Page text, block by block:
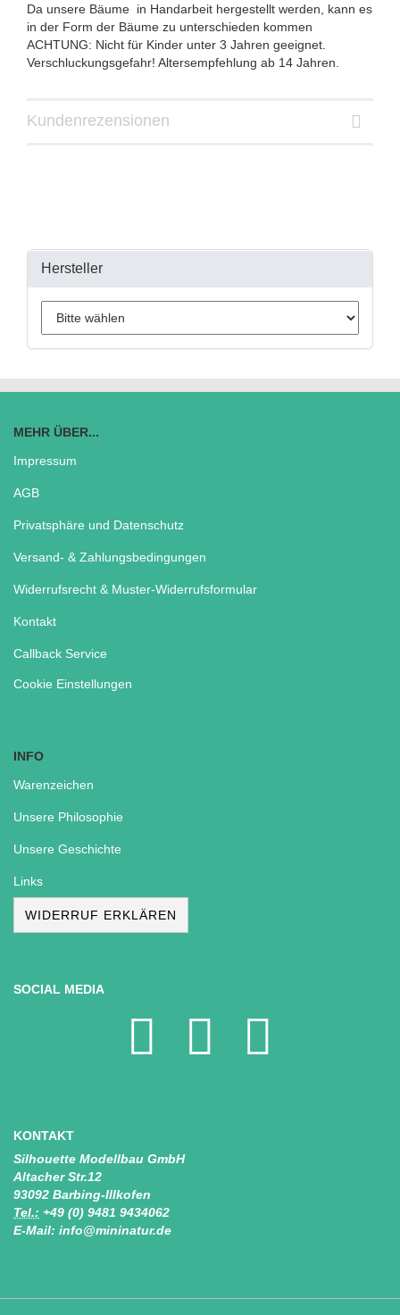
Da unsere Bäume in Handarbeit hergestellt werden, kann es
in der Form der Bäume zu unterschieden kommen
ACHTUNG: Nicht für Kinder unter 3 Jahren geeignet.
Verschluckungsgefahr! Altersempfehlung ab 14 Jahren.
Kundenrezensionen
Hersteller
MEHR ÜBER...
Impressum
AGB
Privatsphäre und Datenschutz
Versand- & Zahlungsbedingungen
Widerrufsrecht & Muster-Widerrufsformular
Kontakt
Callback Service
Cookie Einstellungen
INFO
Warenzeichen
Unsere Philosophie
Unsere Geschichte
Links
WIDERRUF ERKLÄREN
SOCIAL MEDIA
KONTAKT
Silhouette Modellbau GmbH
Altacher Str.12
93092 Barbing-Illkofen
Tel.: +49 (0) 9481 9434062
E-Mail: info@mininatur.de